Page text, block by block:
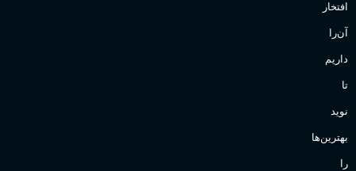
افتخار
آن‌را
داریم
تا
نوید
بهترین‌ها
را